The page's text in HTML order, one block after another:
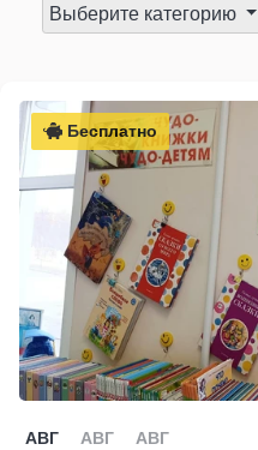
Выберите категорию
Бесплатно
АВГ АВГ АВГ